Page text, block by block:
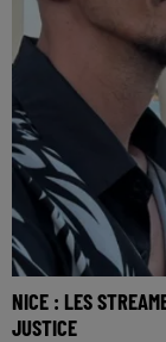
NICE : LES
JUSTICE